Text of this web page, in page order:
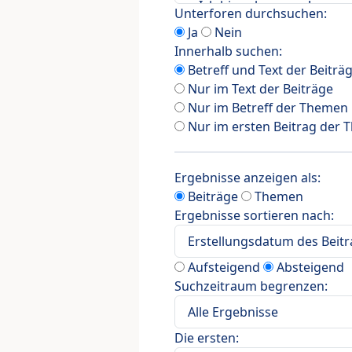
Unterforen durchsuchen:
Ja
Nein
Innerhalb suchen:
Betreff und Text der
Nur im Text der Beiträge
Nur im Betreff der Themen
Nur im ersten Beitrag der
Ergebnisse anzeigen als:
Beiträge
Themen
Ergebnisse sortieren nach:
Aufsteigend
Absteigend
Suchzeitraum begrenzen:
Die ersten: